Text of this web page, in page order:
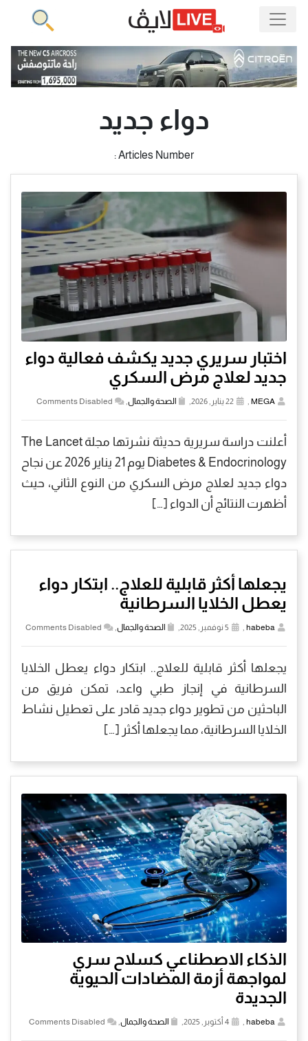
دواء جديد
Articles Number :
اختبار سريري جديد يكشف فعالية دواء
جديد لعلاج مرض السكري
MEGA الصحة والجمال Comments Disabled
أعلنت دراسة سريرية حديثة نشرتها مجلة The Lancet
Diabetes & Endocrinology يوم 21 يناير 2026 عن نجاح
دواء جديد لعلاج مرض السكري من النوع الثاني، حيث
أظهرت النتائج أن الدواء […]
يجعلها أكثر قابلية للعلاج.. ابتكار دواء
يعطل الخلايا السرطانية
habeba الصحة والجمال Comments Disabled
يجعلها أكثر قابلية للعلاج.. ابتكار دواء يعطل الخلايا
السرطانية في إنجاز طبي واعد، تمكن فريق من
الباحثين من تطوير دواء جديد قادر على تعطيل نشاط
الخلايا السرطانية، مما يجعلها أكثر […]
الذكاء الاصطناعي كسلاح سري
لمواجهة أزمة المضادات الحيوية
الجديدة
habeba الصحة والجمال Comments Disabled